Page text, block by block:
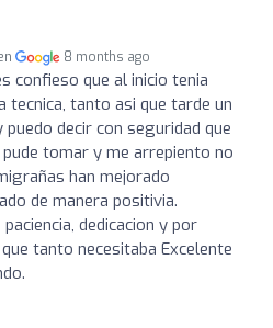
8 months ago
confieso que al inicio tenia
tecnica, tanto asi que tarde un
puedo decir con seguridad que
tomar y me arrepiento no
han mejorado
de manera positivia.
dedicacion y por
tanto necesitaba Excelente